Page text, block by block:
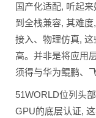
国产化适配, 听起
到全栈兼容, 其难
接入、物理仿真,
高。并非是将应用
须得与华为鲲鹏、
51WORLD位列头
GPU的底层认证,